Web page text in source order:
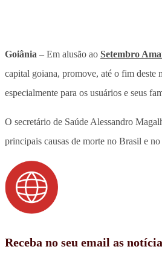
Goiânia – Em alusão ao Setembro
capital goiana, promove, até o fim deste
especialmente para os usuários e seus
O secretário de Saúde Alessandro
principais causas de morte no Brasil e
Receba no seu email as